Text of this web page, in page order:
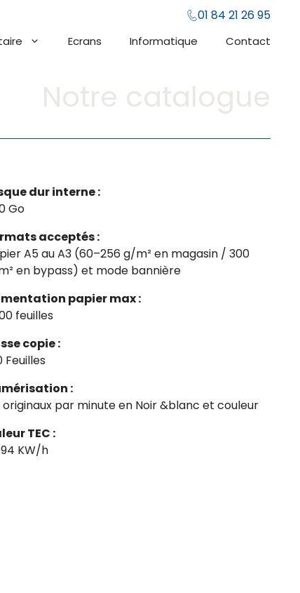
01 84 21 26 95
Ecrans Informatique Contact
Notre catalogue
dur interne :
Go
acceptés :
A5 au A3 (60–256 g/m² en magasin / 300
en bypass) et mode bannière
papier max :
feuilles
copie :
Feuilles
:
originaux par minute en Noir &blanc et couleur
TEC :
KW/h